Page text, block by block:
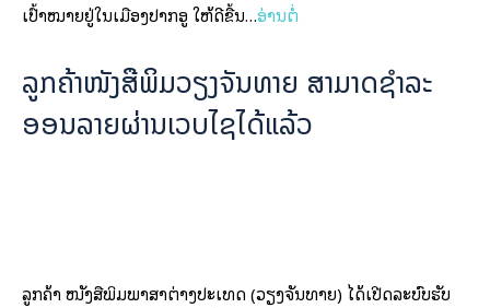
ເປົ້າໝາຍຢູ່ໃນເມືອງປາກອູ ໃຫ້ດີຂື້ນ…ອ່ານຕໍ່
ລູກຄ້າໜັງສືພິມວຽງຈັນທາຍ ສາມາດຊໍາລະ
ອອນລາຍຜ່ານເວບໄຊໄດ້ແລ້ວ
ລູກຄ້າ ໜັງສືພິມພາສາຕ່າງປະເທດ (ວຽງຈັນທາຍ) ໄດ້ເປີດລະບົບຮັບ